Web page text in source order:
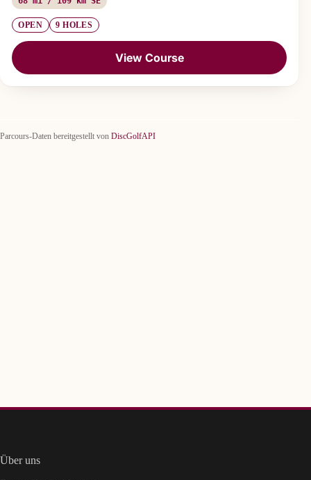
OPEN 9 HOLES
View Course
Parcours-Daten bereitgestellt von DiscGolfAPI
Über uns